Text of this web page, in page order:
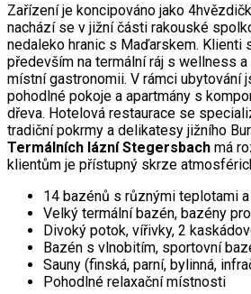
Zařízení je koncipováno jako
nachází se v jižní části rakouské
nedaleko hranic s Maďarskem. Klienti
především na termální ráj s wellness a
místní gastronomii. V rámci ubytování
pohodlné pokoje a apartmány s
dřeva. Hotelová restaurace se
tradiční pokrmy a delikatesy jižního
Termálních lázní Stegersbach má
klientům je přístupný skrze
14 bazénů s různými teplotami
Velký termální bazén, bazény
Divoký potok, vířivky, 2
Bazén s vlnobitím, sportovní
Sauny (finská, parní, bylinná,
Pohodlné relaxační místnosti